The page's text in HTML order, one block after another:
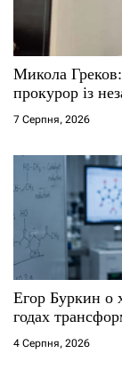
Микола
прокурор із
7 Серпня, 2026
Егор Буркин о
годах
4 Серпня, 2026